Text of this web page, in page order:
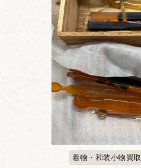
着物・和装小物買取